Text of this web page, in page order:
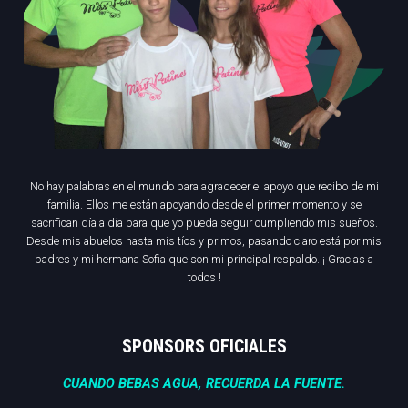
No hay palabras en el mundo para agradecer el apoyo que recibo de mi
familia. Ellos me están apoyando desde el primer momento y se
sacrifican día a día para que yo pueda seguir cumpliendo mis sueños.
Desde mis abuelos hasta mis tíos y primos, pasando claro está por mis
padres y mi hermana Sofia que son mi principal respaldo. ¡ Gracias a
todos !
SPONSORS OFICIALES
CUANDO BEBAS AGUA, RECUERDA LA FUENTE.